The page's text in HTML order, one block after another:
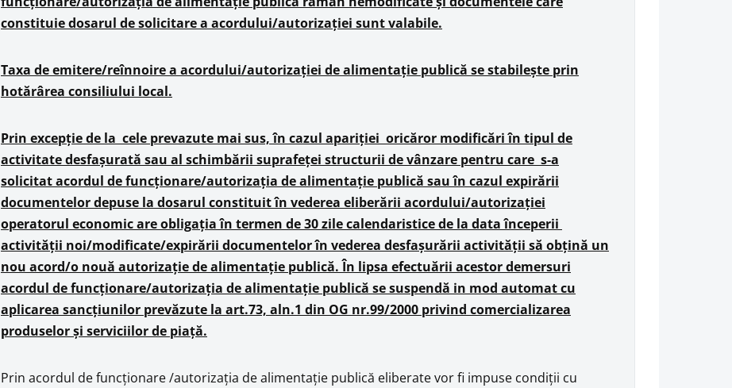
constituie dosarul de solicitare a acordului/autorizației sunt valabile.
Taxa de emitere/reînnoire a acordului/autorizației de alimentație publică se stabilește prin
hotărârea consiliului local.
Prin excepție de la cele prevazute mai sus, în cazul apariției oricăror modificări în tipul de
activitate desfașurată sau al schimbării suprafeței structurii de vânzare pentru care s-a
solicitat acordul de funcționare/autorizația de alimentație publică sau în cazul expirării
documentelor depuse la dosarul constituit în vederea eliberării acordului/autorizației
operatorul economic are obligația în termen de 30 zile calendaristice de la data începerii
activității noi/modificate/expirării documentelor în vederea desfașurării activității să obțină un
nou acord/o nouă autorizație de alimentație publică. În lipsa efectuării acestor demersuri
acordul de funcționare/autorizația de alimentație publică se suspendă in mod automat cu
aplicarea sancțiunilor prevăzute la art.73, aln.1 din OG nr.99/2000 privind comercializarea
produselor și serviciilor de piață.
Prin acordul de funcţionare /autorizaţia de alimentaţie publică eliberate vor fi impuse condiţii cu